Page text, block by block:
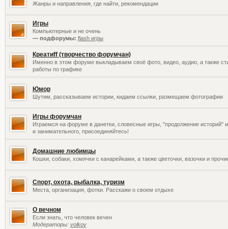
Жанры и направления, где найти, рекомендации
Игры
Компьютерные и не очень
— подфорумы: flash игры
Креатиff (творчество форумчан)
Именно в этом форуме выкладываем своё фото, видео, аудио, а также
работы по графике
Юмор
Шутим, рассказываем истории, кидаем ссылки, размещаем фотографии
Игры форумчан
Играемся на форуме в данетки, словесные игры, "продолжение историй"
и занимательного, присоединяйтесь!
Домашние любимцы
Кошки, собаки, хомячки с канарейками, а также цветочки, вазочки и
Спорт, охота, рыбалка, туризм
Места, организация, фотки. Расскажи о своем отдыхе
О вечном
Если знать, что человек вечен
Модераторы: volkov